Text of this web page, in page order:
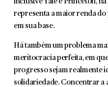
inclusive Yale e Princeton,
representa a maior renda do
em sua base.
Há também um problema
meritocracia perfeita, em
progresso sejam realmente
solidariedade. Concentrar a